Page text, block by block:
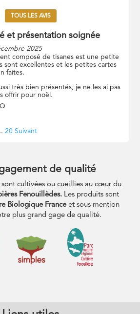
TOUS LES AVIS
et présentation soignée
2025
composé de tisanes est une petite
sont excellentes et les petites cartes
faites.
très bien présentés, je ne les ai pas
offrir pour noël.
Page
20 Suivant
de qualité
sont cultivées ou cueillies au cœur du
Fenouillèdes.Les produits sont
Biologique Franceet sous mention
plus grand gage de qualité.